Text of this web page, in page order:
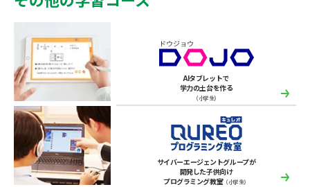
AIタブレットで
学力の土台を作る
（小学生）
サイバーエージェントグループが
開発した子供向け
プログラミング教室（小学生）